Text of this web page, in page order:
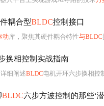
耦合型BLDC控制接口
动库，聚焦其硬件耦合特性与BLDC
换相控制实战指南
细阐述BLDC电机开环六步换相控制的
BLDC六步方波控制的那些‘